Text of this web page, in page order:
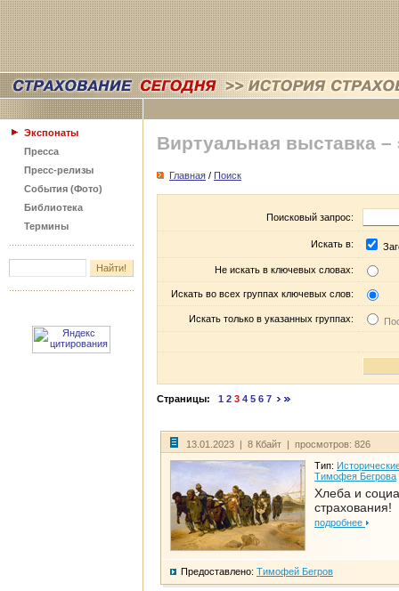
Экспонаты
Пресса
Пресс-релизы
События (Фото)
Библиотека
Термины
Виртуальная выставка –
Главная / Поиск
Поисковый запрос:
Искать в:
Не искать в ключевых словах:
Искать во всех группах ключевых слов:
Искать только в указанных группах:
Страницы: 1 2 3 4 5 6 7
13.01.2023 | 8 Кбайт | просмотров: 826
Тип:
Тимофея Бегрова
Хлеба и
страхования!
подробнее
Предоставлено: Тимофей Бегров